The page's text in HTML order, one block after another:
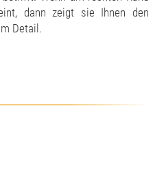
dann zeigt sie Ihnen den
Detail.